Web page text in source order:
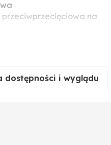
przeciwprzecięciowa na
381-7, EN 388
skóry bydlęcej
381-7, EN 388
dostępności i wyglądu